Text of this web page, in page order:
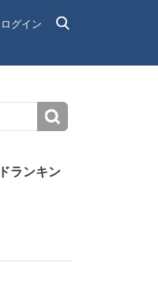
ログイン
ランキン